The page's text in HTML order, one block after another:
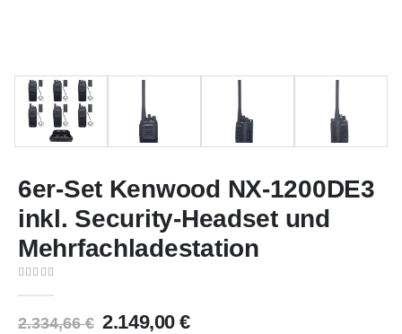
6er-Set Kenwood NX-1200DE3
inkl. Security-Headset und
Mehrfachladestation
2.334,66€ Ursprünglicher
2.149,00€Aktueller